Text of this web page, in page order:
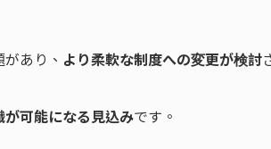
あり、 より柔軟な制度への変更が検討
可能になる見込みです。